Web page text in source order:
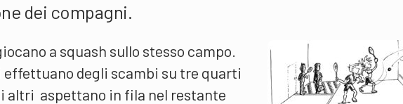
dei compagni.
a squash sullo stesso campo.
effettuano degli scambi su tre quarti
altri aspettano in fila nel restante